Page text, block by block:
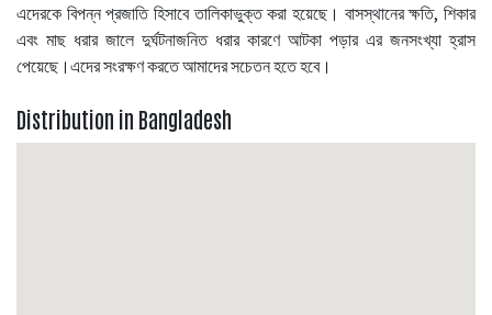
এদেরকে বিপন্ন প্রজাতি হিসাবে তালিকাভুক্ত করা হয়েছে। বাসস্থানের ক্ষতি, শিকার
এবং মাছ ধরার জালে দুর্ঘটনাজনিত ধরার কারণে আটকা পড়ার এর জনসংখ্যা হ্রাস
পেয়েছে।এদের সংরক্ষণ করতে আমাদের সচেতন হতে হবে।
Distribution in Bangladesh